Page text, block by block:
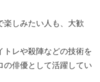
楽しみたい人も、大歓
トレや殺陣などの技術を
の俳優として活躍してい